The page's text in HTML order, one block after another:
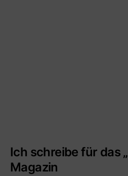
Ich schreibe für das
Magazin